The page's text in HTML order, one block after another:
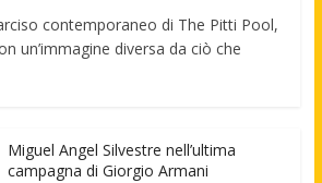
contemporaneo di The Pitti Pool,
un’immagine diversa da ciò che
Miguel Angel Silvestre nell’ultima
campagna di Giorgio Armani